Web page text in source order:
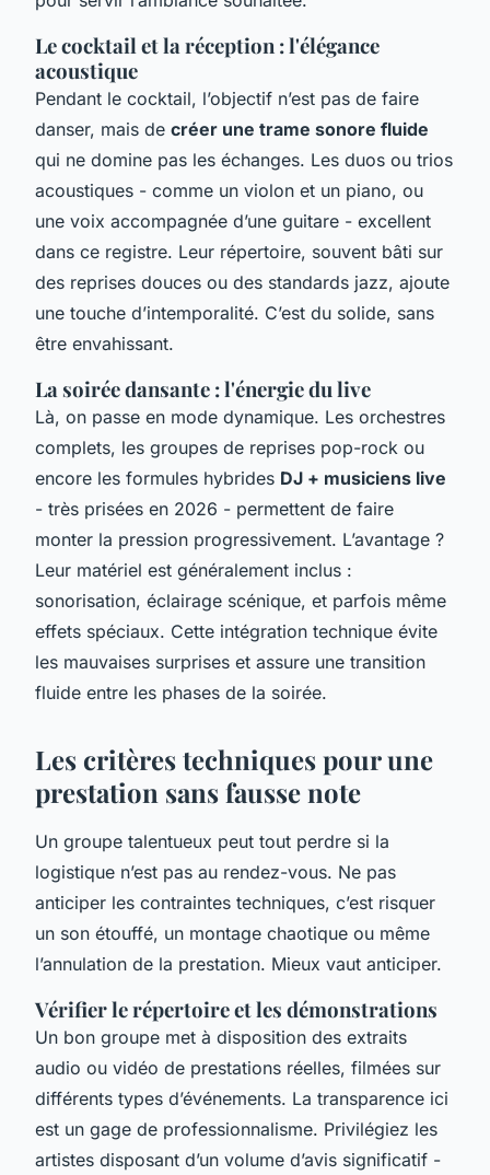
Le cocktail et la réception : l'élégance
acoustique
Pendant le cocktail, l’objectif n’est pas de faire
danser, mais de créer une trame sonore fluide
qui ne domine pas les échanges. Les duos ou trios
acoustiques - comme un violon et un piano, ou
une voix accompagnée d’une guitare - excellent
dans ce registre. Leur répertoire, souvent bâti sur
des reprises douces ou des standards jazz, ajoute
une touche d’intemporalité. C’est du solide, sans
être envahissant.
La soirée dansante : l'énergie du live
Là, on passe en mode dynamique. Les orchestres
complets, les groupes de reprises pop-rock ou
encore les formules hybrides DJ + musiciens live
- très prisées en 2026 - permettent de faire
monter la pression progressivement. L’avantage ?
Leur matériel est généralement inclus :
sonorisation, éclairage scénique, et parfois même
effets spéciaux. Cette intégration technique évite
les mauvaises surprises et assure une transition
fluide entre les phases de la soirée.
Les critères techniques pour une
prestation sans fausse note
Un groupe talentueux peut tout perdre si la
logistique n’est pas au rendez-vous. Ne pas
anticiper les contraintes techniques, c’est risquer
un son étouffé, un montage chaotique ou même
l’annulation de la prestation. Mieux vaut anticiper.
Vérifier le répertoire et les démonstrations
Un bon groupe met à disposition des extraits
audio ou vidéo de prestations réelles, filmées sur
différents types d’événements. La transparence ici
est un gage de professionnalisme. Privilégiez les
artistes disposant d’un volume d’avis significatif -